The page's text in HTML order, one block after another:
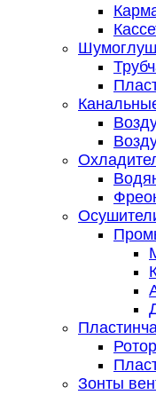
Зонты